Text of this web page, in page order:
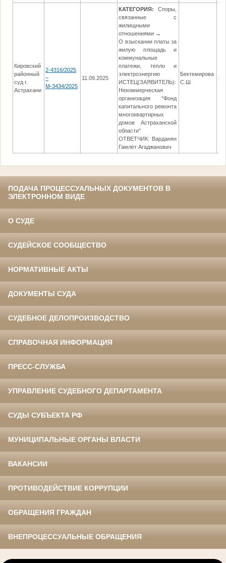
Кировский
районный
суд г.
Астрахани
2-4316/2025
~
М-3434/2025
11.09.2025
КАТЕГОРИЯ:
Споры,
связанные с
жилищными
отношениями →
О взыскании платы за
жилую площадь и
коммунальные
платежи, тепло и
электроэнергию
ИСТЕЦ(ЗАЯВИТЕЛЬ):
Некоммерческая
организация "Фонд
капитального ремонта
многоквартирных
домов Астраханской
области"
ОТВЕТЧИК: Варданян
Гамлет Агаджанович
Бектемирова
С.Ш
ПОДАЧА ПРОЦЕССУАЛЬНЫХ ДОКУМЕНТОВ В
ЭЛЕКТРОННОМ ВИДЕ
О СУДЕ
СУДЕЙСКОЕ СООБЩЕСТВО
НОРМАТИВНЫЕ АКТЫ
ДОКУМЕНТЫ СУДА
СУДЕБНОЕ ДЕЛОПРОИЗВОДСТВО
СПРАВОЧНАЯ ИНФОРМАЦИЯ
ПРЕСС-СЛУЖБА
УПРАВЛЕНИЕ СУДЕБНОГО ДЕПАРТАМЕНТА
СУДЫ СУБЪЕКТА РФ
МУНИЦИПАЛЬНЫЕ ОРГАНЫ ВЛАСТИ
ВАКАНСИИ
ПРОТИВОДЕЙСТВИЕ КОРРУПЦИИ
ОБРАЩЕНИЯ ГРАЖДАН
ВНЕПРОЦЕССУАЛЬНЫЕ ОБРАЩЕНИЯ